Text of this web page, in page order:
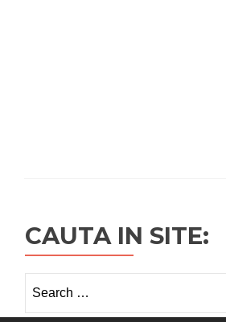
CAUTA IN SITE:
for: